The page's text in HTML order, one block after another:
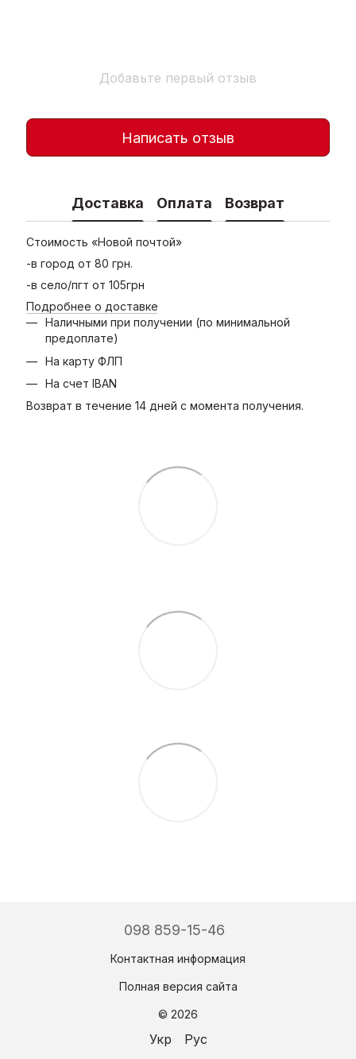
Добавьте первый отзыв
Написать отзыв
Доставка Оплата Возврат
Стоимость «Новой почтой»
-в город от 80 грн.
-в село/пгт от 105грн
Подробнее о доставке
Наличными при получении (по минимальной
предоплате)
На карту ФЛП
На счет IBAN
Возврат в течение 14 дней с момента получения.
098 859-15-46
Контактная информация
Полная версия сайта
© 2026
Укр Рус